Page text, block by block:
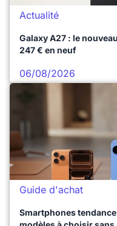
Actualité
Galaxy A27 : le
247 € en neuf
06/08/2026
Guide d'achat
Smartphones